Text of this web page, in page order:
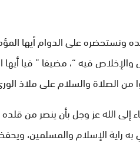
ونستحضره على الدوام أيها
والإخلاص فيه “، مضيفا ” فيا
من الصلاة والسلام على ملاذ
الله عز وجل بأن ينصر من
راية الإسلام والمسلمين،